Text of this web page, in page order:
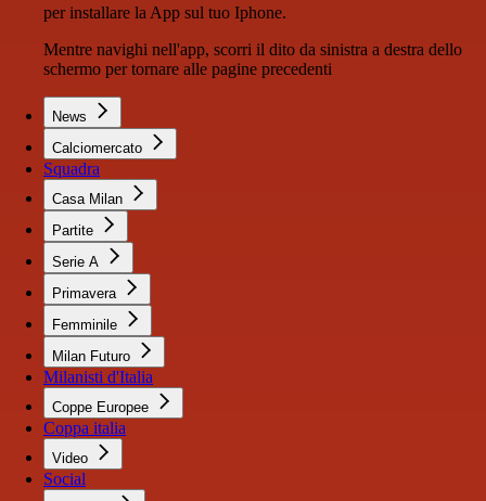
per installare la App sul tuo Iphone.
Mentre navighi nell'app, scorri il dito da sinistra a destra dello
schermo per tornare alle pagine precedenti
News
Calciomercato
Squadra
Casa Milan
Partite
Serie A
Primavera
Femminile
Milan Futuro
Milanisti d'Italia
Coppe Europee
Coppa italia
Video
Social